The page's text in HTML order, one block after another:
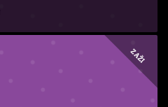
ZAŽI